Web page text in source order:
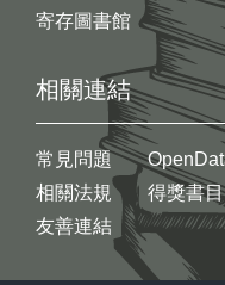
寄存圖書館
相關連結
常見問題
相關法規
友善連結
得獎書目